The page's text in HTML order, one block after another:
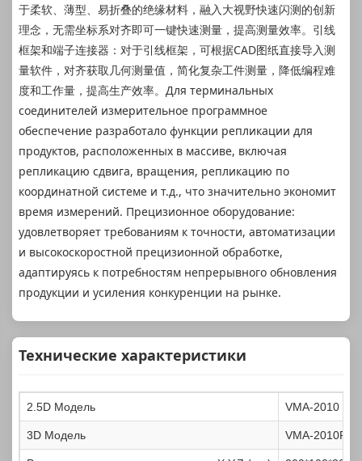
于柔软、薄型、易折叠的绝缘材料，融入大视野快速闪测的创新
理念，无需坐标系对齐即可一键快速测量，提高测量效率。引线
框架和端子连接器：对于引线框架，可根据CAD图纸直接导入测
量软件，对齐获取几何测量值，简化复杂工件测量，降低编程难
度和工作量，提高生产效率。Для терминальных
соединителей измерительное программное
обеспечение разработало функции репликации для
продуктов, расположенных в массиве, включая
репликацию сдвига, вращения, репликацию по
координатной системе и т.д., что значительно экономит
время измерений. Прецизионное оборудование:
удовлетворяет требованиям к точности, автоматизации
и высокоскоростной прецизионной обработке,
адаптируясь к потребностям непрерывного обновления
продукции и усиления конкуренции на рынке.
Технические характеристики
2.5D Модель VMA-2010
3D Модель VMA-2010P